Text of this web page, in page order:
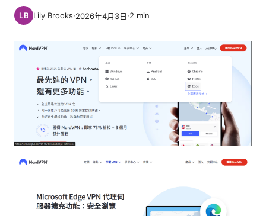
Lily Brooks·2026年4月3日·2 min